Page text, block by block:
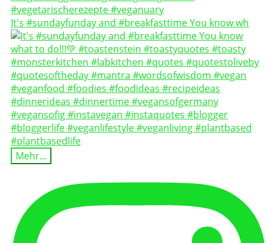
It's #sundayfunday and #breakfasttime You know wh
Mehr...